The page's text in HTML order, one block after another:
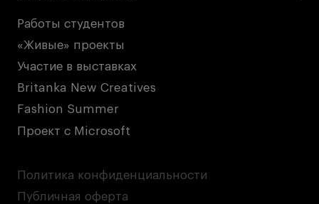
Работы студентов
«Живые» проекты
Участие в выставках
Britanka New Creatives
Fashion Summer
Проект с Microsoft
Политика конфиденциальности
Публичная оферта